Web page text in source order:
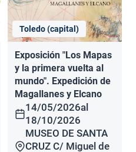
Toledo (capital)
Exposición "Los Mapas
y la primera vuelta al
mundo". Expedición de
Magallanes y Elcano
14/05/2026al
18/10/2026
MUSEO DE SANTA
CRUZ C/ Miguel de